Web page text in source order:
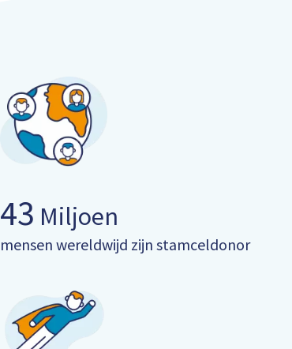
43 Miljoen
mensen wereldwijd zijn stamceldonor